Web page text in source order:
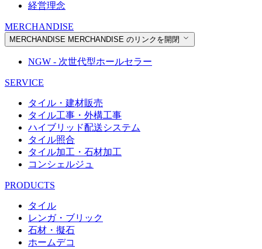
経営理念
MERCHANDISE
MERCHANDISE MERCHANDISE のリンクを開閉
NGW - 次世代型ホールセラー
SERVICE
タイル・建材販売
タイル工事・外構工事
ハイブリッド配送システム
タイル照合
タイル加工・石材加工
コンシェルジュ
PRODUCTS
タイル
レンガ・ブリック
石材・擬石
ホームデコ